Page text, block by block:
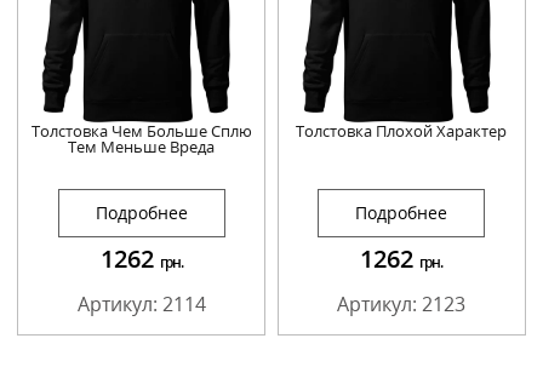
Толстовка Чем Больше Сплю
Тем Меньше Вреда
Подробнее
1262 грн.
Артикул: 2114
Толстовка Плохой Характер
Подробнее
1262 грн.
Артикул: 2123